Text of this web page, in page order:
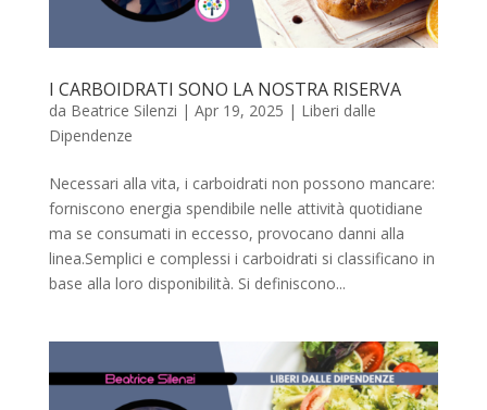
I CARBOIDRATI SONO LA NOSTRA RISERVA
da Beatrice Silenzi | Apr 19, 2025 | Liberi dalle
Dipendenze
Necessari alla vita, i carboidrati non possono mancare:
forniscono energia spendibile nelle attività quotidiane
ma se consumati in eccesso, provocano danni alla
linea.Semplici e complessi i carboidrati si classificano in
base alla loro disponibilità. Si definiscono...